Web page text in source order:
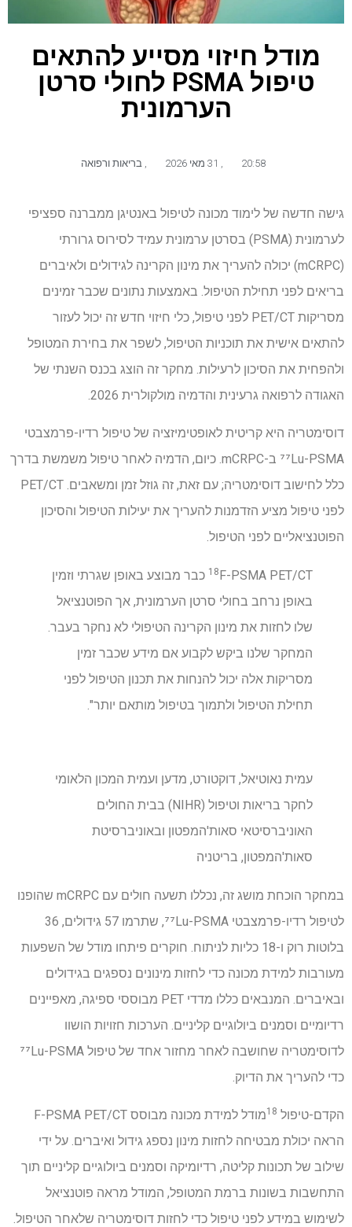
מודל חיזוי מסייע להתאים
טיפול PSMA לחולי סרטן
הערמונית
20:58 בריאות ורפואה
גישה חדשה של לימוד מכונה לטיפול באנטיגן ממברנה ספציפי
לערמונית (PSMA) בסרטן ערמונית עמיד לסירוס גרורתי
(mCRPC) יכולה להעריך את מינון הקרינה לגידולים ולאיברים
בריאים לפני תחילת הטיפול. באמצעות נתונים שכבר זמינים
מסריקות PET/CT לפני טיפול, כלי חיזוי חדש זה יכול לעזור
להתאים אישית את תוכניות הטיפול, לשפר את בחירת המטופל
ולהפחית את הסיכון לרעילות. מחקר זה הוצג בכנס השנתי של
האגודה לרפואה גרעינית והדמיה מולקולרית 2026.
דוסימטריה היא קריטית לאופטימיזציה של טיפול רדיו-פרמצבטי
⁷⁷Lu-PSMA ב-mCRPC. כיום, הדמיה לאחר טיפול משמשת בדרך
כלל לחישוב דוסימטריה; עם זאת, זה גוזל זמן ומשאבים. PET/CT
לפני טיפול מציע הזדמנות להעריך את יעילות הטיפול והסיכון
הפוטנציאליים לפני הטיפול.
18 F-PSMA PET/CT כבר מבוצע באופן שגרתי וזמין
באופן נרחב בחולי סרטן הערמונית, אך הפוטנציאל
שלו לחזות את מינון הקרינה הטיפולי לא נחקר בעבר.
המחקר שלנו ביקש לקבוע אם מידע שכבר זמין
מסריקות אלה יכול להנחות את תכנון הטיפול לפני
תחילת הטיפול ולתמוך בטיפול מותאם יותר".
עמית נאוטיאל, דוקטורט, מדען ועמית המכון הלאומי
לחקר בריאות וטיפול (NIHR) בבית החולים
האוניברסיטאי סאות'המפטון ובאוניברסיטת
סאות'המפטון, בריטניה
במחקר הוכחת מושג זה, נכללו תשעה חולים עם mCRPC שהופנו
לטיפול רדיו-פרמצבטי ⁷⁷Lu-PSMA, שתרמו 57 גידולים, 36
בלוטות רוק ו-18 כליות לניתוח. חוקרים פיתחו מודל של השפעות
מעורבות למידת מכונה כדי לחזות מינונים נספגים בגידולים
ובאיברים. המנבאים כללו מדדי PET מבוססי ספיגה, מאפיינים
רדיומיים וסמנים ביולוגיים קליניים. הערכות חזויות הושוו
לדוסימטריה שחושבה לאחר מחזור אחד של טיפול ⁷⁷Lu-PSMA
כדי להעריך את הדיוק.
הקדם-טיפול 18
מודל למידת מכונה מבוסס F-PSMA PET/CT
הראה יכולת מבטיחה לחזות מינון נספג גידול ואיברים. על ידי
שילוב של תכונות קליטה, רדיומיקה וסמנים ביולוגיים קליניים תוך
התחשבות בשונות ברמת המטופל, המודל מראה פוטנציאל
לשימוש במידע לפני טיפול כדי לחזות דוסימטריה שלאחר הטיפול.